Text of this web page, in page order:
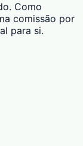
Como
comissão por
para si.